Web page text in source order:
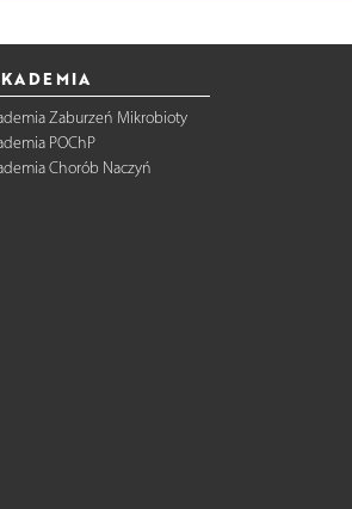
Zaburzeń Mikrobioty
POChP
Chorób Naczyń